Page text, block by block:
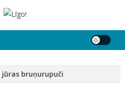
jūras bruņurupuči